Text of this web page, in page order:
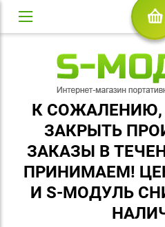
К
ЗАКРЫТЬ
ЗАКАЗЫ В
ПРИНИМАЕМ!
И S-МОДУЛЬ